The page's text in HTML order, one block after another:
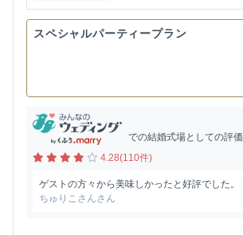
スペシャルパーティープラン
での結婚式場としての評価
4.28(110件)
ゲストの方々から美味しかったと好評でした。
ちゅりこさんさん